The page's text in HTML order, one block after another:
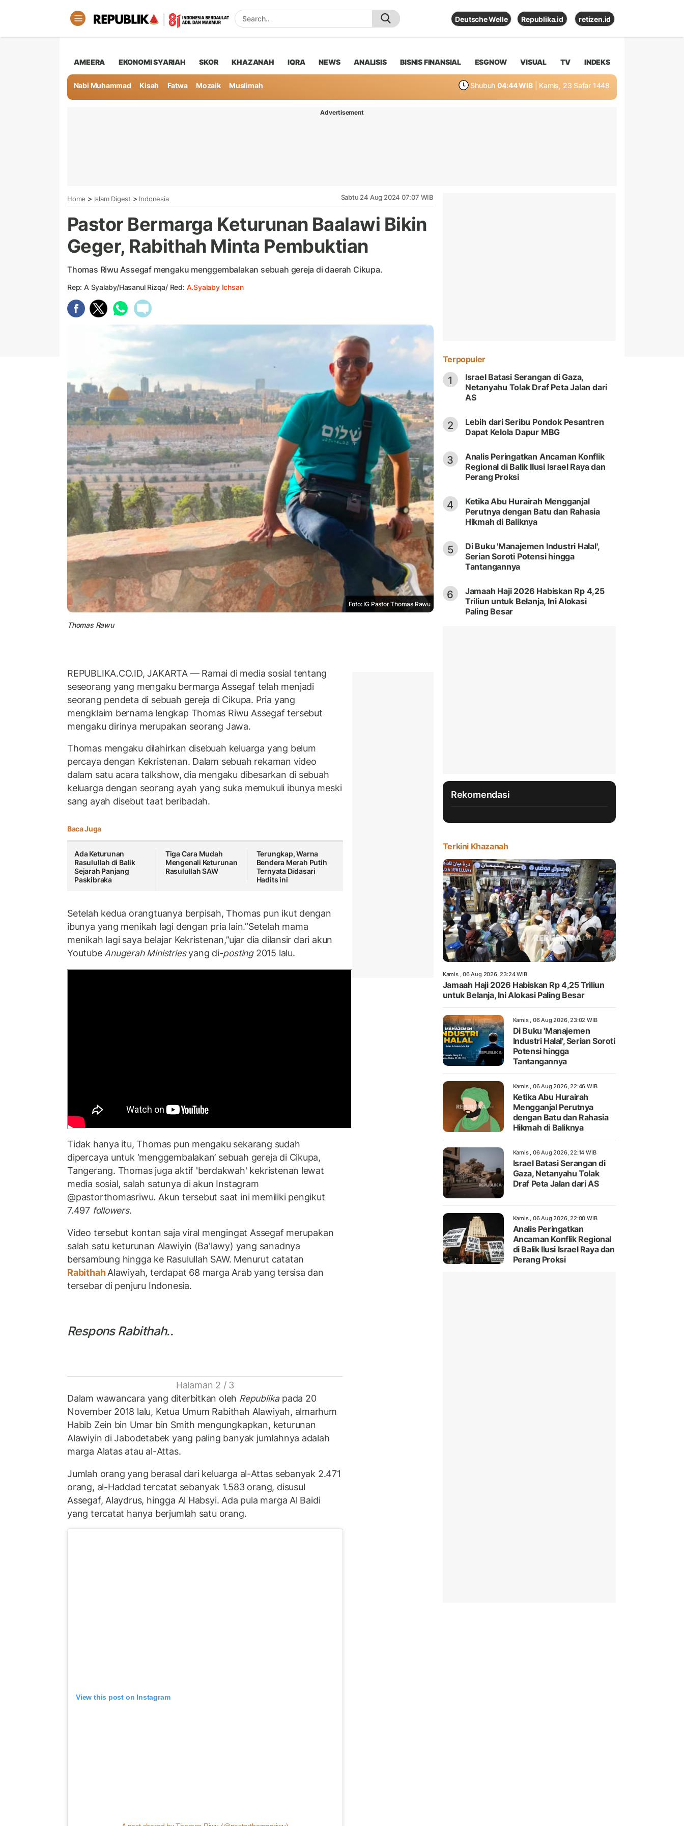
Deutsche Welle Republika.id retizen.id
AMEERA EKONOMI SYARIAH SKOR KHAZANAH IQRA NEWS ANALISIS BISNIS FINANSIAL ESGNOW VISUAL TV INDEKS
Nabi Muhammad Kisah Fatwa Mozaik Muslimah Shubuh 04:44 WIB | Kamis, 23 Safar 1448
Advertisement
Home > Islam Digest > Indonesia Sabtu 24 Aug 2024 07:07 WIB
Pastor Bermarga Keturunan Baalawi Bikin
Geger, Rabithah Minta Pembuktian
Thomas Riwu Assegaf mengaku menggembalakan sebuah gereja di daerah Cikupa.
Rep: A Syalaby/Hasanul Rizqa/ Red: A.Syalaby Ichsan
Foto: IG Pastor Thomas Rawu
Thomas Rawu
REPUBLIKA.CO.ID, JAKARTA — Ramai di media sosial tentang
seseorang yang mengaku bermarga Assegaf telah menjadi
seorang pendeta di sebuah gereja di Cikupa. Pria yang
mengklaim bernama lengkap Thomas Riwu Assegaf tersebut
mengaku dirinya merupakan seorang Jawa.
Thomas mengaku dilahirkan disebuah keluarga yang belum
percaya dengan Kekristenan. Dalam sebuah rekaman video
dalam satu acara talkshow, dia mengaku dibesarkan di sebuah
keluarga dengan seorang ayah yang suka memukuli ibunya meski
sang ayah disebut taat beribadah.
Baca Juga
Ada Keturunan
Rasulullah di Balik
Sejarah Panjang
Paskibraka
Tiga Cara Mudah
Mengenali Keturunan
Rasulullah SAW
Terungkap, Warna
Bendera Merah Putih
Ternyata Didasari
Hadits ini
Setelah kedua orangtuanya berpisah, Thomas pun ikut dengan
ibunya yang menikah lagi dengan pria lain.”Setelah mama
menikah lagi saya belajar Kekristenan,”ujar dia dilansir dari akun
YoutubeAnugerah Ministriesyang di-posting2015 lalu.
Tidak hanya itu, Thomas pun mengaku sekarang sudah
dipercaya untuk ‘menggembalakan’ sebuah gereja di Cikupa,
Tangerang. Thomas juga aktif 'berdakwah' kekristenan lewat
media sosial, salah satunya di akun Instagram
@pastorthomasriwu. Akun tersebut saat ini memiliki pengikut
7.497 followers.
Video tersebut kontan saja viral mengingat Assegaf merupakan
salah satu keturunan Alawiyin (Ba'lawy) yang sanadnya
bersambung hingga ke Rasulullah SAW. Menurut catatan
RabithahAlawiyah, terdapat 68 marga Arab yang tersisa dan
tersebar di penjuru Indonesia.
Respons Rabithah..
Halaman 2 / 3
Dalam wawancara yang diterbitkan oleh Republikapada 20
November 2018 lalu, Ketua Umum Rabithah Alawiyah, almarhum
Habib Zein bin Umar bin Smith mengungkapkan, keturunan
Alawiyin di Jabodetabek yang paling banyak jumlahnya adalah
marga Alatas atau al-Attas.
Jumlah orang yang berasal dari keluarga al-Attas sebanyak 2.471
orang, al-Haddad tercatat sebanyak 1.583 orang, disusul
Assegaf, Alaydrus, hingga Al Habsyi. Ada pula marga Al Baidi
yang tercatat hanya berjumlah satu orang.
View this post on Instagram
Terpopuler
1
Israel Batasi Serangan di Gaza,
Netanyahu Tolak Draf Peta Jalan dari
AS
2
Lebih dari Seribu Pondok Pesantren
Dapat Kelola Dapur MBG
3
Analis Peringatkan Ancaman Konflik
Regional di Balik Ilusi Israel Raya dan
Perang Proksi
4
Ketika Abu Hurairah Mengganjal
Perutnya dengan Batu dan Rahasia
Hikmah di Baliknya
5
Di Buku 'Manajemen Industri Halal',
Serian Soroti Potensi hingga
Tantangannya
6
Jamaah Haji 2026 Habiskan Rp 4,25
Triliun untuk Belanja, Ini Alokasi
Paling Besar
Rekomendasi
Terkini Khazanah
Kamis , 06 Aug 2026, 23:24 WIB
Jamaah Haji 2026 Habiskan Rp 4,25 Triliun
untuk Belanja, Ini Alokasi Paling Besar
Kamis , 06 Aug 2026, 23:02 WIB
Di Buku 'Manajemen
Industri Halal', Serian Soroti
Potensi hingga
Tantangannya
Kamis , 06 Aug 2026, 22:46 WIB
Ketika Abu Hurairah
Mengganjal Perutnya
dengan Batu dan Rahasia
Hikmah di Baliknya
Kamis , 06 Aug 2026, 22:14 WIB
Israel Batasi Serangan di
Gaza, Netanyahu Tolak
Draf Peta Jalan dari AS
Kamis , 06 Aug 2026, 22:00 WIB
Analis Peringatkan
Ancaman Konflik Regional
di Balik Ilusi Israel Raya dan
Perang Proksi